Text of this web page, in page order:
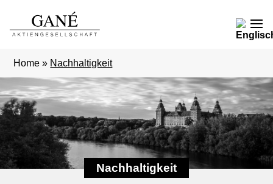
Home » Nachhaltigkeit
Nachhaltigkeit